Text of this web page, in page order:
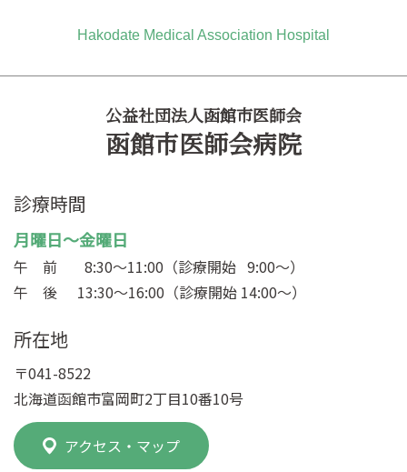
Hakodate Medical Association Hospital
公益社団法人函館市医師会
函館市医師会病院
診療時間
月曜日～金曜日
午 前
8:30～11:00（診療開始 9:00～）
午 後
13:30～16:00（診療開始 14:00～）
所在地
〒041-8522
北海道函館市富岡町2丁目10番10号
アクセス・マップ